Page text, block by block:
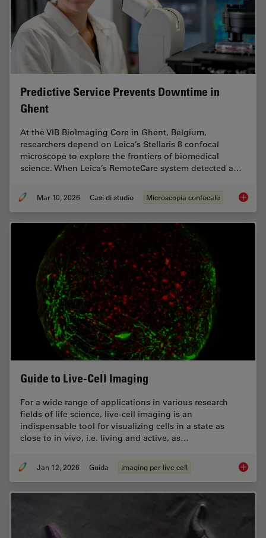
Predictive Service Prevents Downtime in
Ghent
At the VIB BioImaging Core in Ghent, Belgium,
researchers depend on Leica’s Stellaris 8 confocal
microscope to explore the frontiers of biomedical
science. When Leica’s RemoteCare system detected a…
Mar 10, 2026 Casi di studio Microscopia confocale
Guide to Live-Cell Imaging
For a wide range of applications in various research
fields of life science, live-cell imaging is an
indispensable tool for visualizing cells in a state as
close to in vivo, i.e. living and active, as…
Jan 12, 2026 Guida Imaging per live cell Guide